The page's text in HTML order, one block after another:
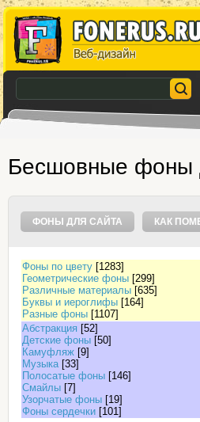
Бесшовные фоны
ФОНЫ ДЛЯ САЙТА КАК
Фоны по цвету [1283]
Геометрические фоны [299]
Различные материалы [635]
Буквы и иероглифы [164]
Разные фоны [1107]
Абстракция [52]
Детские фоны [50]
Камуфляж [9]
Музыка [33]
Полосатые фоны [146]
Смайлы [7]
Узорчатые фоны [19]
Фоны сердечки [101]